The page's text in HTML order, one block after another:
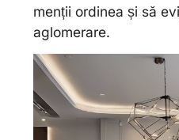
menții ordinea și să
aglomerare.